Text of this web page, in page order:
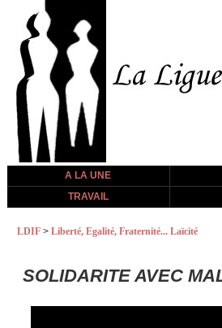
A LA UNE
TRAVAIL
LDIF > Liberté, Egalité, Fraternité... Laïcité
SOLIDARITE AVEC